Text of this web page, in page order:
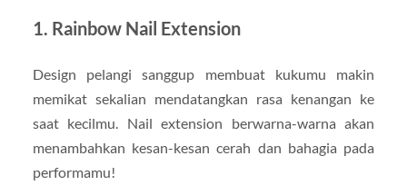
1. Rainbow Nail Extension
Design pelangi sanggup membuat kukumu makin
memikat sekalian mendatangkan rasa kenangan ke
saat kecilmu. Nail extension berwarna-warna akan
menambahkan kesan-kesan cerah dan bahagia pada
performamu!